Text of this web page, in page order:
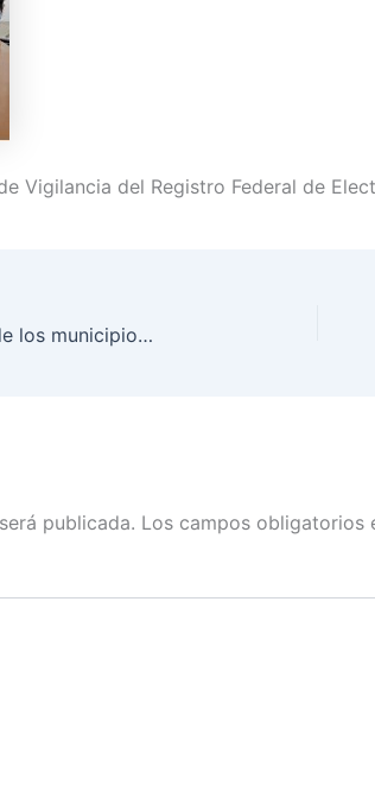
Vigilancia del Registro Federal de
INE Veracruz actualiza límites territoriales de los municipios de Texhuacan y Mixtla de Altamirano
publicada. Los campos obligatorios